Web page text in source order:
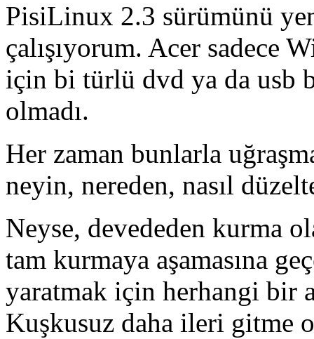
PisiLinux 2.3 sürümünü
çalışıyorum. Acer sadece
için bi türlü dvd ya da usb
olmadı.
Her zaman bunlarla
neyin, nereden, nasıl
Neyse, devededen kurma
tam kurmaya aşamasına
yaratmak için herhangi bir
Kuşkusuz daha ileri gitme